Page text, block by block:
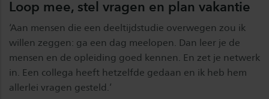
Loop mee, stel vragen en plan vakantie
‘Aan mensen die een deeltijdstudie overwegen zou ik
willen zeggen: ga een dag meelopen. Dan leer je de
mensen en de opleiding goed kennen. En zet je netwerk
in. Een collega heeft hetzelfde gedaan en ik heb hem
allerlei vragen gesteld.’